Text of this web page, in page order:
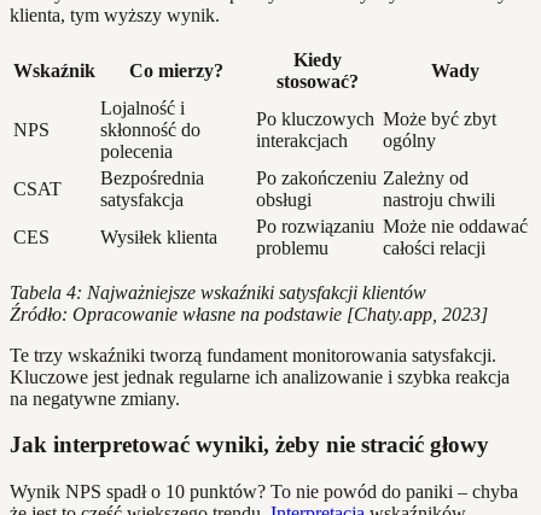
klienta, tym wyższy wynik.
Wskaźnik Co mierzy?
Kiedy
stosować?
Wady
NPS
Lojalność i
skłonność do
polecenia
Po kluczowych
interakcjach
Może być zbyt
ogólny
CSAT
Bezpośrednia
satysfakcja
Po zakończeniu
obsługi
Zależny od
nastroju chwili
CES
Wysiłek klienta
Po rozwiązaniu
problemu
Może nie oddawać
całości relacji
Tabela 4: Najważniejsze wskaźniki satysfakcji klientów
Źródło: Opracowanie własne na podstawie [Chaty.app, 2023]
Te trzy wskaźniki tworzą fundament monitorowania satysfakcji.
Kluczowe jest jednak regularne ich analizowanie i szybka reakcja
na negatywne zmiany.
Jak interpretować wyniki, żeby nie stracić głowy
Wynik NPS spadł o 10 punktów? To nie powód do paniki – chyba